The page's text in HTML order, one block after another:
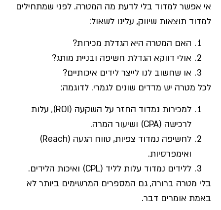
אי אפשר למדוד בלי לדעת מה המטרה. לפני שמתחילים
למדוד תוצאות שיווק, עלינו לשאול:
האם המטרה היא הגדלת מכירות?
אולי דווקא הגדלת חשיפה ובניית מותג?
או שחשוב לנו לייצר לידים איכותיים?
לכל מטרה יש מדדים שונים לגמרי. לדוגמה:
למכירות נמדוד החזר על השקעה (ROI), עלות
לרכישה (CPA) ושיעור המרה.
לחשיפה נמדוד צפיות, טווח הגעה (Reach)
ואימפרסיות.
ללידים נמדוד עלות לליד (CPL) ואיכות הלידים.
בלי מטרה ברורה, גם המספרים המרשימים ביותר לא
באמת אומרים דבר.